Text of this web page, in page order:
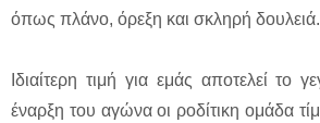
όπως πλάνο, όρεξη και σκληρή δουλειά.
Ιδιαίτερη τιμή για εμάς αποτελεί το
έναρξη του αγώνα οι ροδίτικη ομάδα